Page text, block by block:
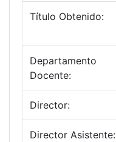
Título Obtenido:
Departamento
Docente:
Director:
Director Asistente: